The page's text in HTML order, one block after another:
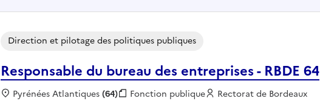
Responsable du bureau des entreprises - RBDE 64
Direction et pilotage des politiques publiques
Localisation :
Pyrénées Atlantiques(64) Fonction publique :
Fonction publique Employeur :
Rectorat de Bordeaux